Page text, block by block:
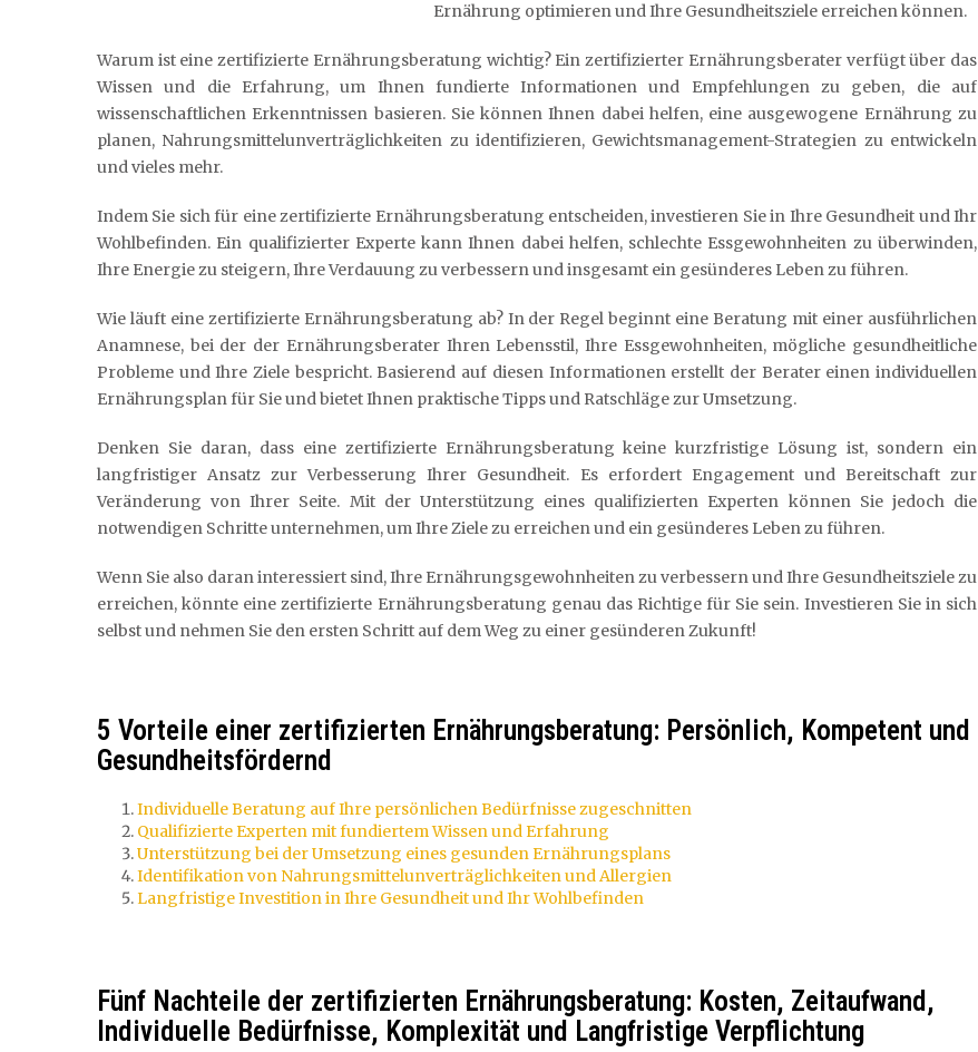
Ernährung optimieren und Ihre Gesundheitsziele erreichen können.
Warum ist eine zertifizierte Ernährungsberatung wichtig? Ein zertifizierter Ernährungsberater verfügt über das
Wissen und die Erfahrung, um Ihnen fundierte Informationen und Empfehlungen zu geben, die auf
wissenschaftlichen Erkenntnissen basieren. Sie können Ihnen dabei helfen, eine ausgewogene Ernährung zu
planen, Nahrungsmittelunverträglichkeiten zu identifizieren, Gewichtsmanagement-Strategien zu entwickeln
und vieles mehr.
Indem Sie sich für eine zertifizierte Ernährungsberatung entscheiden, investieren Sie in Ihre Gesundheit und Ihr
Wohlbefinden. Ein qualifizierter Experte kann Ihnen dabei helfen, schlechte Essgewohnheiten zu überwinden,
Ihre Energie zu steigern, Ihre Verdauung zu verbessern und insgesamt ein gesünderes Leben zu führen.
Wie läuft eine zertifizierte Ernährungsberatung ab? In der Regel beginnt eine Beratung mit einer ausführlichen
Anamnese, bei der der Ernährungsberater Ihren Lebensstil, Ihre Essgewohnheiten, mögliche gesundheitliche
Probleme und Ihre Ziele bespricht. Basierend auf diesen Informationen erstellt der Berater einen individuellen
Ernährungsplan für Sie und bietet Ihnen praktische Tipps und Ratschläge zur Umsetzung.
Denken Sie daran, dass eine zertifizierte Ernährungsberatung keine kurzfristige Lösung ist, sondern ein
langfristiger Ansatz zur Verbesserung Ihrer Gesundheit. Es erfordert Engagement und Bereitschaft zur
Veränderung von Ihrer Seite. Mit der Unterstützung eines qualifizierten Experten können Sie jedoch die
notwendigen Schritte unternehmen, um Ihre Ziele zu erreichen und ein gesünderes Leben zu führen.
Wenn Sie also daran interessiert sind, Ihre Ernährungsgewohnheiten zu verbessern und Ihre Gesundheitsziele zu
erreichen, könnte eine zertifizierte Ernährungsberatung genau das Richtige für Sie sein. Investieren Sie in sich
selbst und nehmen Sie den ersten Schritt auf dem Weg zu einer gesünderen Zukunft!
5 Vorteile einer zertifizierten Ernährungsberatung: Persönlich, Kompetent und
Gesundheitsfördernd
Individuelle Beratung auf Ihre persönlichen Bedürfnisse zugeschnitten
Qualifizierte Experten mit fundiertem Wissen und Erfahrung
Unterstützung bei der Umsetzung eines gesunden Ernährungsplans
Identifikation von Nahrungsmittelunverträglichkeiten und Allergien
Langfristige Investition in Ihre Gesundheit und Ihr Wohlbefinden
Fünf Nachteile der zertifizierten Ernährungsberatung: Kosten, Zeitaufwand,
Individuelle Bedürfnisse, Komplexität und Langfristige Verpflichtung